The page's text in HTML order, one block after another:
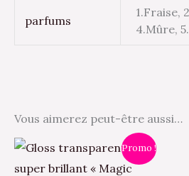
parfums
1.Fraise,
4.Mûre,
Vous aimerez peut-être aussi…
Promo !
Le
prix
initial
Le
prix
actuel